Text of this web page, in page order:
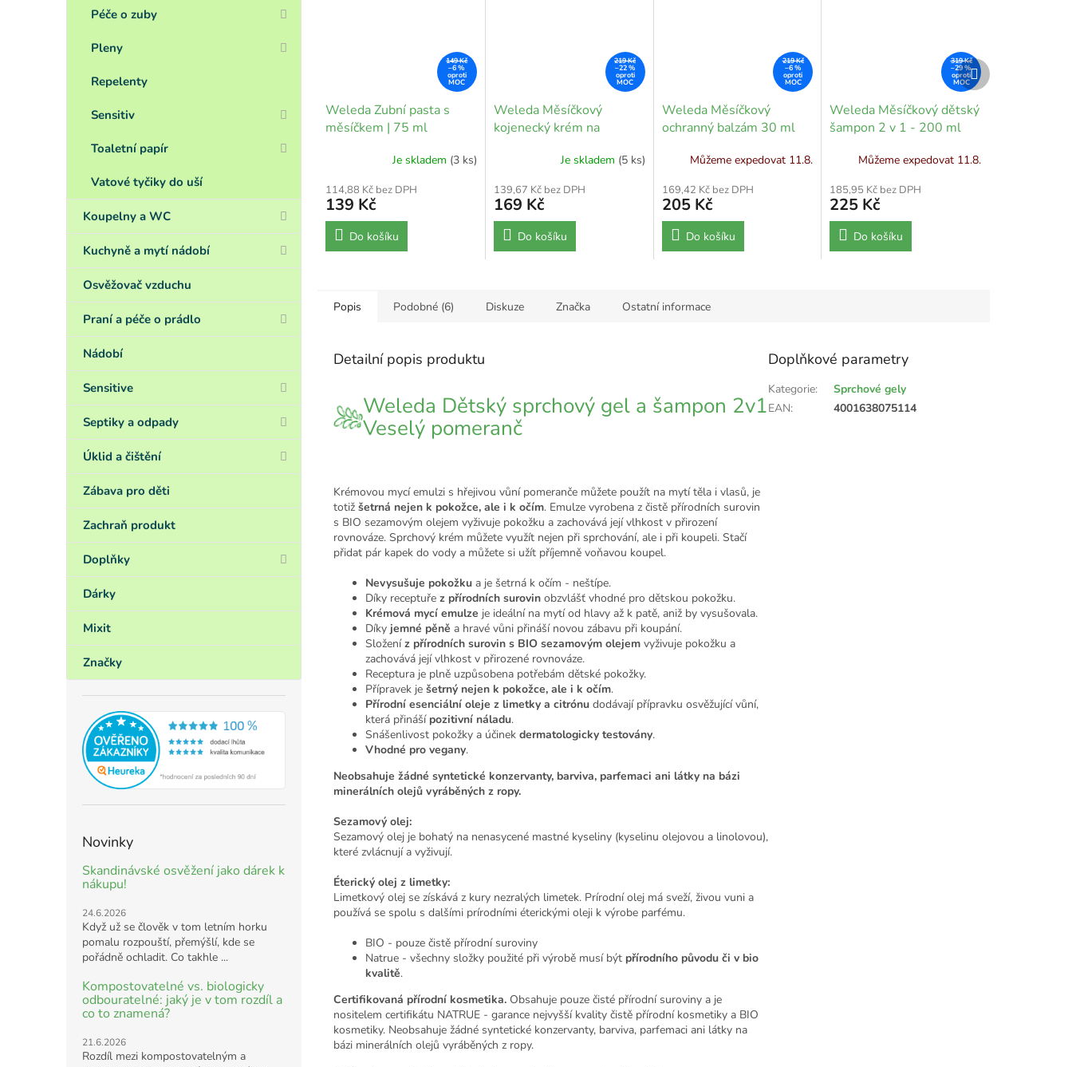
Péče o zuby
Pleny
Repelenty
Sensitiv
Toaletní papír
Vatové tyčiky do uší
Koupelny a WC
Kuchyně a mytí nádobí
Osvěžovač vzduchu
Praní a péče o prádlo
Nádobí
Sensitive
Septiky a odpady
Úklid a čištění
Zábava pro děti
Zachraň produkt
Doplňky
Dárky
Mixit
Značky
Novinky
Skandinávské osvěžení jako dárek k
nákupu!
24.6.2026
Když už se člověk v tom letním horku
pomalu rozpouští, přemýšlí, kde se
pořádně ochladit. Co takhle ...
Kompostovatelné vs. biologicky
odbouratelné: jaký je v tom rozdíl a
co to znamená?
21.6.2026
Rozdíl mezi kompostovatelným a
149 Kč
–6 %
Weleda Zubní pasta s
měsíčkem | 75 ml
Je skladem (3 ks)
114,88 Kč bez DPH
139 Kč
Do košíku
219 Kč
–22 %
Weleda Měsíčkový
kojenecký krém na
Je skladem (5 ks)
139,67 Kč bez DPH
169 Kč
Do košíku
219 Kč
–6 %
Weleda Měsíčkový
ochranný balzám 30 ml
Můžeme expedovat 11.8.
169,42 Kč bez DPH
205 Kč
Do košíku
319 Kč
–29 %
Weleda Měsíčkový dětský
šampon 2 v 1 - 200 ml
Můžeme expedovat 11.8.
185,95 Kč bez DPH
225 Kč
Do košíku
Další
produkt
Popis Podobné (6) Diskuze Značka Ostatní informace
Detailní popis produktu
Weleda Dětský sprchový gel a šampon 2v1
Veselý pomeranč
Krémovou mycí emulzi s hřejivou vůní pomeranče můžete použít na mytí těla i vlasů, je
totiž šetrná nejen k pokožce, ale i k očím. Emulze vyrobena z čistě přírodních surovin
s BIO sezamovým olejem vyživuje pokožku a zachovává její vlhkost v přirození
rovnováze. Sprchový krém můžete využít nejen při sprchování, ale i při koupeli. Stačí
přidat pár kapek do vody a můžete si užít příjemně voňavou koupel.
Nevysušuje pokožku a je šetrná k očím - neštípe.
Díky receptuře z přírodních surovin obzvlášť vhodné pro dětskou pokožku.
Krémová mycí emulze je ideální na mytí od hlavy až k patě, aniž by vysušovala.
Díky jemné pěně a hravé vůni přináší novou zábavu při koupání.
Složeníz přírodních surovin s BIO sezamovým olejem vyživuje pokožku a
zachovává její vlhkost v přirozené rovnováze.
Receptura je plně uzpůsobena potřebám dětské pokožky.
Přípravek je šetrný nejen k pokožce, ale i k očím.
Přírodní esenciální oleje z limetky a citrónu dodávají přípravku osvěžující vůní,
která přináší pozitivní náladu.
Snášenlivost pokožky a účinek dermatologicky testovány.
Vhodné pro vegany.
Neobsahuje žádné syntetické konzervanty, barviva, parfemaci ani látky na bázi
minerálních olejů vyráběných z ropy.
Sezamový olej:
Sezamový olej je bohatý na nenasycené mastné kyseliny (kyselinu olejovou a linolovou),
které zvlácnují a vyživují.
Éterický olej z limetky:
Limetkový olej se získává z kury nezralých limetek. Prírodní olej má sveží, živou vuni a
používá se spolu s dalšími prírodními éterickými oleji k výrobe parfému.
BIO - pouze čistě přírodní suroviny
Natrue - všechny složky použité při výrobě musí být přírodního původu či v bio
kvalitě.
Certifikovaná přírodní kosmetika. Obsahuje pouze čisté přírodní suroviny a je
nositelem certifikátu NATRUE - garance nejvyšší kvality čistě přírodní kosmetiky a BIO
kosmetiky. Neobsahuje žádné syntetické konzervanty, barviva, parfemaci ani látky na
bázi minerálních olejů vyráběných z ropy.
Doplňkové parametry
Kategorie:
Sprchové gely
EAN: 4001638075114